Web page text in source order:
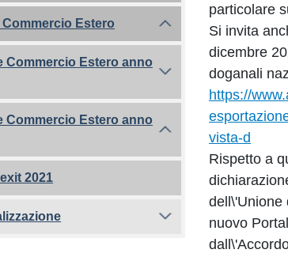
particolare
Si invita
dicembre
doganali
https://
vista-d
Rispetto a
dell\'Unione
nuovo
Commercio Estero
Commercio Estero anno
Commercio Estero anno
2021